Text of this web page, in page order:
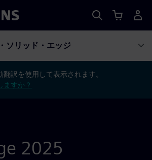
ソリッド・エッジ
翻訳を使用して表示されます。
ますか？
2025